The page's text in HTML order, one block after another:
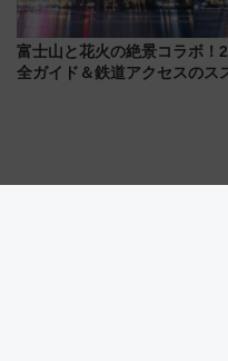
富士山と花火の絶景コラボ！
全ガイド＆鉄道アクセスのス